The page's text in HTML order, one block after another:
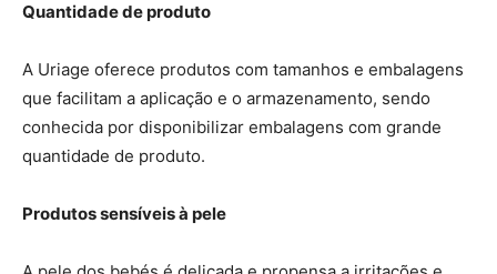
Quantidade de produto
A Uriage oferece produtos com tamanhos e embalagens
que facilitam a aplicação e o armazenamento, sendo
conhecida por disponibilizar embalagens com grande
quantidade de produto.
Produtos sensíveis à pele